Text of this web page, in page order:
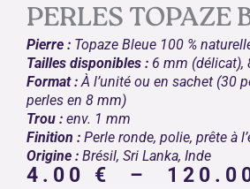
PERLES TOPAZE
Pierre : Topaze Bleue 100 %
Tailles disponibles : 6 mm (délicat),
Format :À l’unité ou en sachet (30
perles en 8 mm)
Trou : env. 1 mm
Finition : Perle ronde, polie, prête à
Origine : Brésil, Sri Lanka, Inde
4.00 € –